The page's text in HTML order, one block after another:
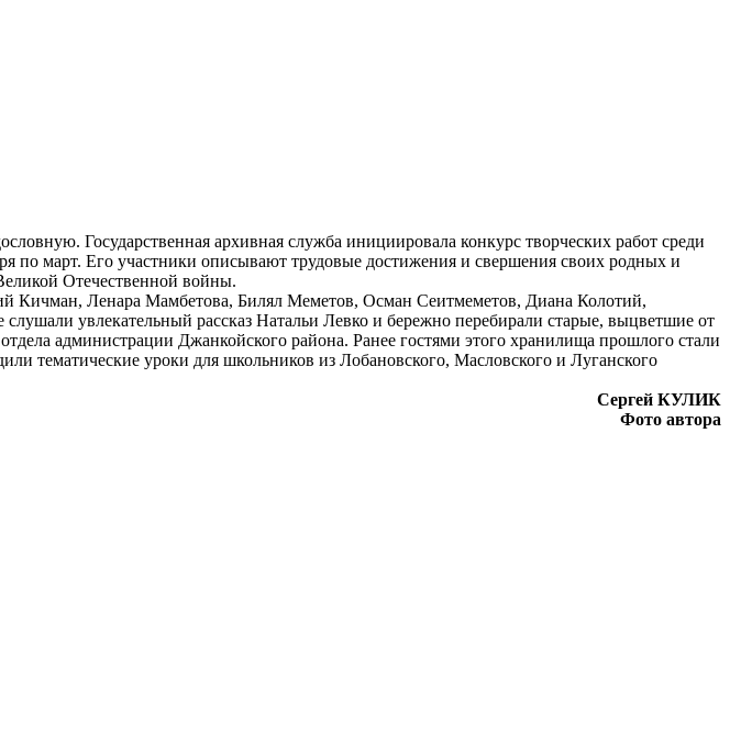
Государственная архивная служба инициировала конкурс творческих работ среди
по март. Его участники описывают трудовые достижения и свершения своих родных и
Отечественной войны.
Кичман, Ленара Мамбетова, Билял Меметов, Осман Сеитмеметов, Диана Колотий,
увлекательный рассказ Натальи Левко и бережно перебирали старые, выцветшие от
администрации Джанкойского района. Ранее гостями этого хранилища прошлого стали
тематические уроки для школьников из Лобановского, Масловского и Луганского
Сергей КУЛИК
Фото автора